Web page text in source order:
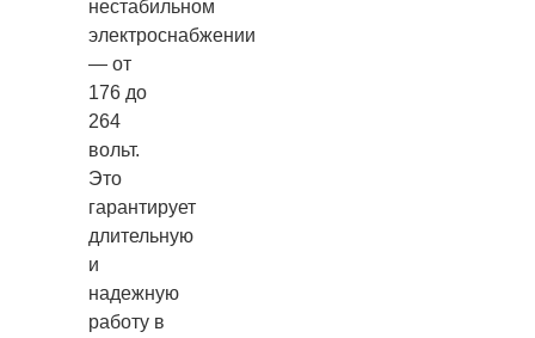
нестабильном
электроснабжении
— от
176 до
264
вольт.
Это
гарантирует
длительную
и
надежную
работу в